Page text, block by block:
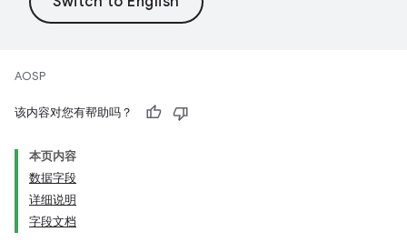
AOSP
该内容对您有帮助吗？
本页内容
数据字段
详细说明
字段文档